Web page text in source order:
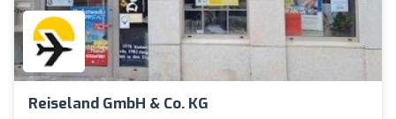
Reiseland GmbH & Co. KG